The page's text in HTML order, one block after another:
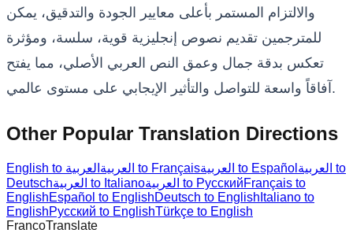
والالتزام المستمر بأعلى معايير الجودة والتدقيق، يمكن
للمترجمين تقديم نصوص إنجليزية قوية، سلسة، ومؤثرة
تعكس بدقة جمال وعمق النص العربي الأصلي، مما يفتح
آفاقاً واسعة للتواصل والتأثير الإيجابي على مستوى عالمي.
Other Popular Translation Directions
English to العربية العربية to Français العربية to Español العربية to
Deutsch
العربية to Italiano العربية to РусскийFrançais to
EnglishEspañol to EnglishDeutsch to English Italiano to
EnglishРусский to EnglishTürkçe to English
FrancoTranslate